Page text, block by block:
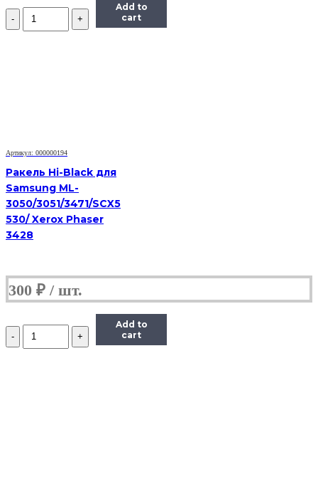
Количество
Ракель
Add to
cart
Артикул: 000000194
Ракель Hi-Black для
Samsung ML-
3050/3051/3471/SCX5
530/ Xerox Phaser
3428
300 ₽
Количество
Ракель
Add to
cart